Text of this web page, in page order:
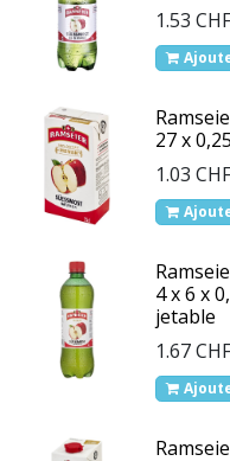
1.53 CHF
27 x
1.03 CHF
4 x 6 x
jetable
1.67CHF